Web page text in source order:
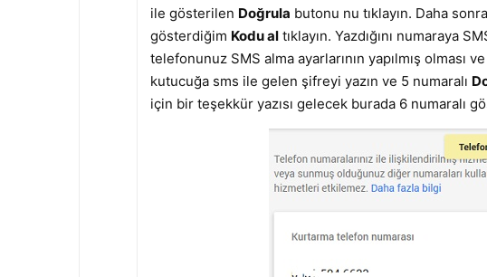
ile gösterilen Doğrula butonu nu tıklayın. Daha
gösterdiğim Kodu altıklayın. Yazdığını numaraya
telefonunuz SMS alma ayarlarının yapılmış olması
kutucuğa sms ile gelen şifreyi yazın ve 5 numaralı
için bir teşekkür yazısı gelecek burada 6 numaralı